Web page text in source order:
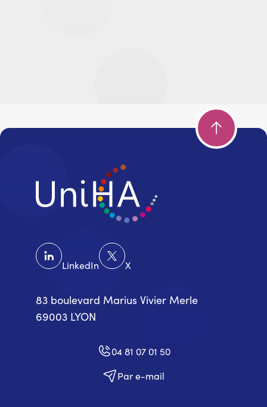
LinkedIn X
83 boulevard Marius Vivier Merle
69003 LYON
04 81 07 01 50
Par e-mail